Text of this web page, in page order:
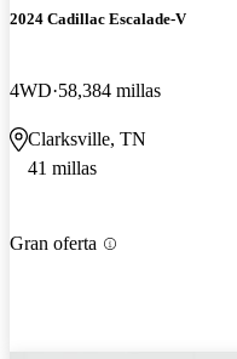
2024 Cadillac Escalade-V
4WD 58,384 millas
Clarksville, TN
41 millas
Gran oferta